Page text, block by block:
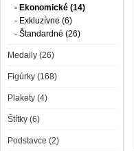
- Ekonomické (14)
- Exkluzívne (6)
- Štandardné (26)
Medaily (26)
Figúrky (168)
Plakety (4)
Štítky (6)
Podstavce (2)